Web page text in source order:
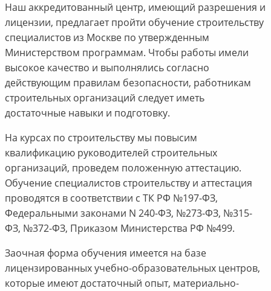
Наш аккредитованный центр, имеющий разрешения и
лицензии, предлагает пройти обучение строительству
специалистов из Москве по утвержденным
Министерством программам. Чтобы работы имели
высокое качество и выполнялись согласно
действующим правилам безопасности, работникам
строительных организаций следует иметь
достаточные навыки и подготовку.
На курсах по строительству мы повысим
квалификацию руководителей строительных
организаций, проведем положенную аттестацию.
Обучение специалистов строительству и аттестация
проводятся в соответствии с ТК РФ №197-ФЗ,
Федеральными законами N 240-ФЗ, №273-ФЗ, №315-
ФЗ, №372-ФЗ, Приказом Министерства РФ №499.
Заочная форма обучения имеется на базе
лицензированных учебно-образовательных центров,
которые имеют достаточный опыт, материально-